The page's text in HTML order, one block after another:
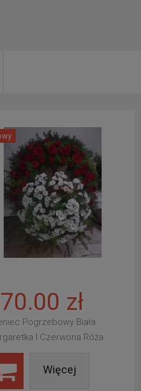
zł
Pogrzebowy Biała
I Czerwona Róża
Więcej